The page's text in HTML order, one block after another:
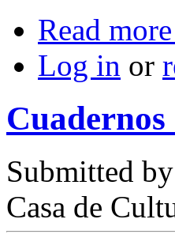
Read more
Log in or
Cuadernos
Submitted by
Casa de